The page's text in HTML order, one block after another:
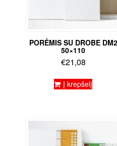
PORĖMIS SU DROBE DM2
50×110
€21,08
Į krepšelį